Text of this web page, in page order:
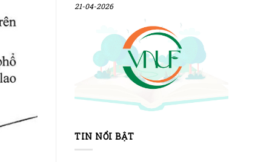
21-04-2026
TIN NỔI BẬT